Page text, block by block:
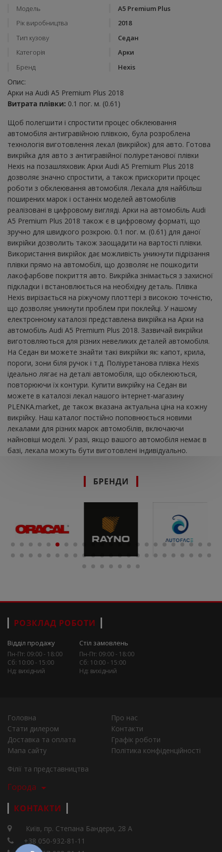
Модель
A5 Premium Plus
Рік виробництва
2018
Тип кузову
Седан
Категорія
Арки
Бренд
Hexis
Опис:
Арки на Audi A5 Premium Plus 2018
Витрата плівки: 0.1 пог. м. (0.61)
Щоб полегшити і спростити процес обклеювання
автомобіля антигравійною плівкою, була розроблена
технологія виготовлення лекал (викрійок) для авто. Готова
викрійка для авто з антигравійної поліуретанової плівки
Hexis на позашляховик Арки Audi A5 Premium Plus 2018
дозволяє значно спростити, а також прискорити процес
роботи з обклеювання автомобіля. Лекала для найбільш
поширених марок і останніх моделей автомобілів
реалізовані в цифровому вигляді. Арки на автомобіль Audi
A5 Premium Plus 2018 також є в цифровому форматі, що
зручно для швидкого розкрою. 0.1 пог. м. (0.61) для даної
викрійки дозволить також заощадити на вартості плівки.
Використання викрійок дає можливість уникнути підрізання
плівки прямо на автомобілі, що дозволяє не пошкодити
лакофарбове покриття авто. Викрійка знімається з захисної
підкладки і встановлюється на необхідну деталь. Плівка
Hexis вирізається на ріжучому плоттері з високою точністю,
що дозволяє уникнути проблем при поклейці. У нашому
електронному каталозі представлена ​​викрійка на Арки на
автомобіль Audi A5 Premium Plus 2018. Зазвичай викрійки
виготовляються для різних невеликих деталей автомобіля.
На Седан ви можете знайти такі викрійки як: капот, крила,
пороги, зони біля ручок і т.д. Поліуретанова плівка Hexis
ідеально лягає на деталі автомобіля, що обклеюються,
повторюючи їх контури. Купити викрійку на Седан ви
можете в каталозі лекал нашого інтернет-магазину
PLENKA.market, де також вказана актуальна ціна на кожну
викрійку. Наш каталог постійно поповнюється новими
лекалами для різних марок автомобілів, включаючи
найновіші моделі. У разі, якщо вашого автомобіля немає в
базі, лекала можуть бути виготовлені індивідуально.
БРЕНДИ
РОЗКЛАД РОБОТИ
Відділ продажу
Пн-Пт: 09:00 - 18:00
Сб: 10:00 - 15:00
Нд: вихідний
Стіл замовлень
Пн-Пт: 09:00 - 18:00
Сб: 10:00 - 15:00
Нд: вихідний
Головна
Про нас
Стати дилером
Контакти
Доставка та оплата
Графік роботи
Мапа сайту
Політика конфіденційності
Філії та представництва
Города
КОНТАКТИ
Київ, пр. Степана Бандери, 28 А
+38 050-932-81-11